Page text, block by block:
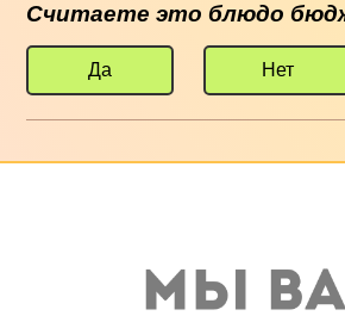
Считаете это блюдо
Да Нет